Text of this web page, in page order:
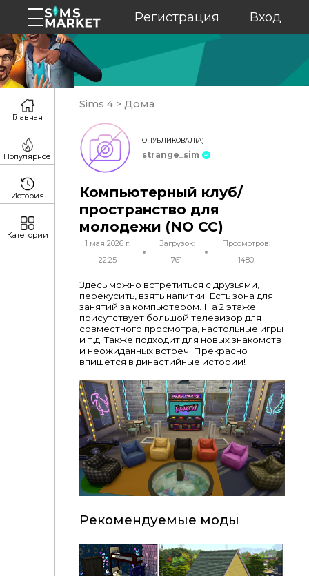
Регистрация Вход
Sims 4 > Дома
ОПУБЛИКОВАЛ(А)
strange_sim
Компьютерный клуб/
пространство для
молодежи (NO CC)
1 мая 2026 г.
22:25
Загрузок:
761
Просмотров:
1480
Здесь можно встретиться с друзьями,
перекусить, взять напитки. Есть зона для
занятий за компьютером. На 2 этаже
присутствует большой телевизор для
совместного просмотра, настольные игры
и т.д. Также подходит для новых знакомств
и неожиданных встреч. Прекрасно
впишется в династийные истории!
Рекомендуемые моды
Главная
Популярное
История
Категории